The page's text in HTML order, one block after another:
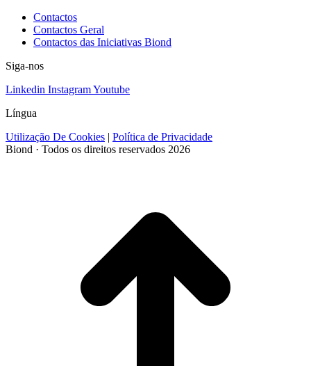
Contactos
Contactos Geral
Contactos das Iniciativas Biond
Siga-nos
Linkedin InstagramYoutube
Língua
Utilização De Cookies | Política de Privacidade
Biond · Todos os direitos reservados 2026